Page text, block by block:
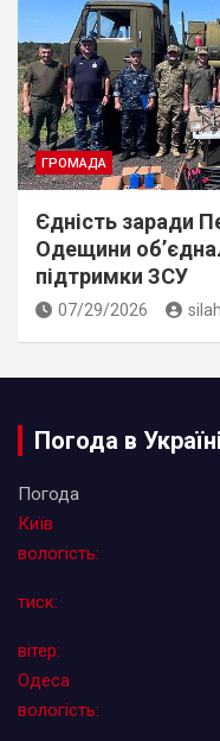
ГРОМАДА
Єдність заради
Одещини
підтримки ЗСУ
07/29/2026
Погода в Україні
Погода
Київ
вологість:
тиск:
вітер:
Одеса
вологість: